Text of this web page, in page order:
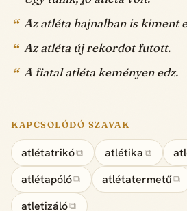
Az atléta hajnalban is kiment
Az atléta új rekordot futott.
A fiatal atléta keményen edz.
KAPCSOLÓDÓ SZAVAK
atlétatrikó⧉ atlétika ⧉
atlétapóló⧉ atlétatermetű⧉
atletizáló⧉